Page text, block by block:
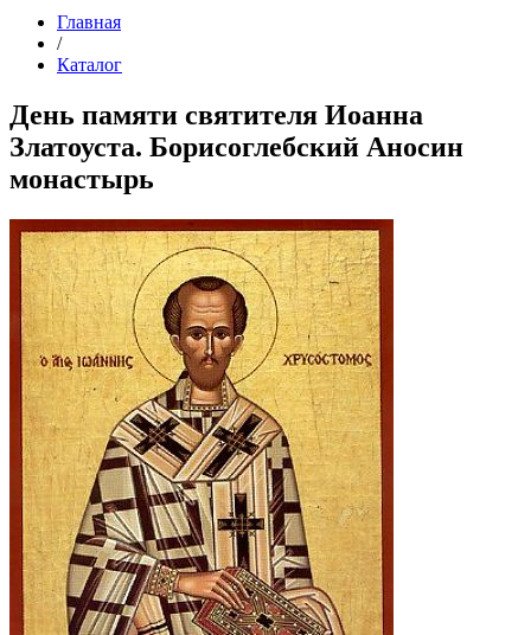
Главная
/
Каталог
День памяти святителя Иоанна
Златоуста. Борисоглебский Аносин
монастырь